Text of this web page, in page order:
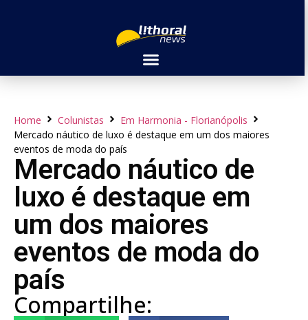
Home Colunistas
Em Harmonia - Florianópolis
Mercado náutico de luxo é destaque em um dos maiores
eventos de moda do país
Mercado náutico de
luxo é destaque em
um dos maiores
eventos de moda do
país
Compartilhe: